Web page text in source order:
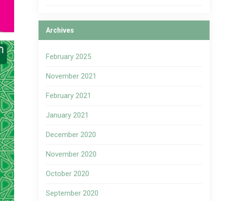
Archives
February 2025
November 2021
February 2021
January 2021
December 2020
November 2020
October 2020
September 2020